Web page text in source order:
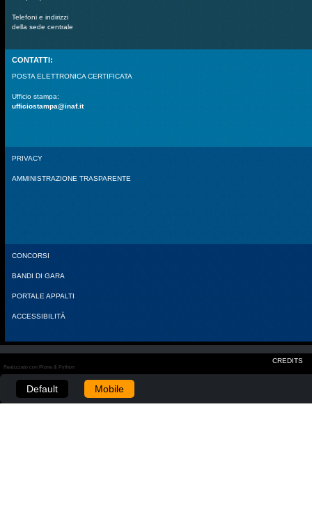
Telefoni e indirizzi
della sede centrale
CONTATTI:
POSTA ELETTRONICA CERTIFICATA
Ufficio stampa:
ufficiostampa@inaf.it
PRIVACY
AMMINISTRAZIONE TRASPARENTE
CONCORSI
BANDI DI GARA
PORTALE APPALTI
ACCESSIBILITÀ
CREDITS
Realizzato con Plone & Python
Default Mobile